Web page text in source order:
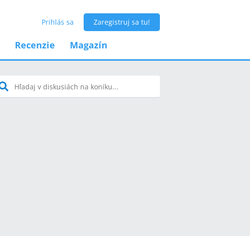
Prihlás sa Zaregistruj sa tu!
Recenzie Magazín